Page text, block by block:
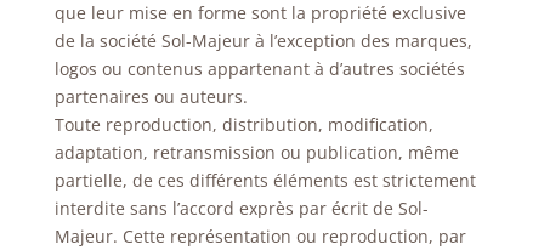
que leur mise en forme sont la propriété exclusive
de la société Sol-Majeur à l’exception des marques,
logos ou contenus appartenant à d’autres sociétés
partenaires ou auteurs.
Toute reproduction, distribution, modification,
adaptation, retransmission ou publication, même
partielle, de ces différents éléments est strictement
interdite sans l’accord exprès par écrit de Sol-
Majeur. Cette représentation ou reproduction, par